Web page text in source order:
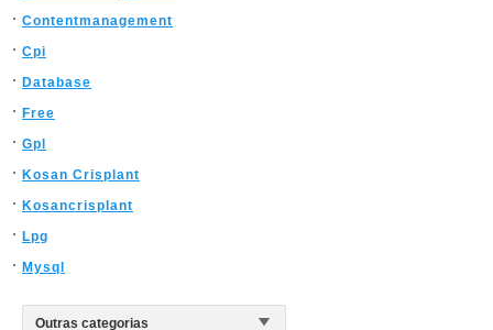
Contentmanagement
Cpi
Database
Free
Gpl
Kosan Crisplant
Kosancrisplant
Lpg
Mysql